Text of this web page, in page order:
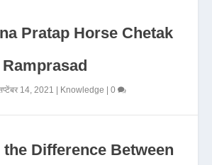
Pratap Horse Chetak
14, 2021 Knowledge |0
Difference Between